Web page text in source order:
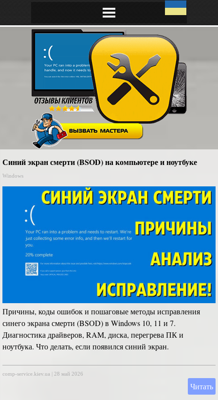
Синий экран смерти (BSOD) на компьютере и ноутбуке
Windows
Причины, коды ошибок и пошаговые методы исправления
синего экрана смерти (BSOD) в Windows 10, 11 и 7.
Диагностика драйверов, RAM, диска, перегрева ПК и
ноутбука. Что делать, если появился синий экран.
comp-service.kiev.ua 28 май 2026
Читать